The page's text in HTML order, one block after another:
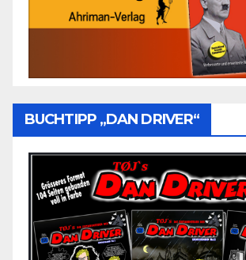
BUCHTIPP „DAN DRIVER“